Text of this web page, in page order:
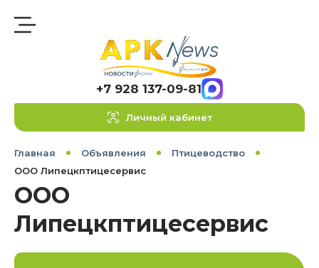
+7 928 137-09-81
Личный кабинет
Главная Объявления
Птицеводство
ООО Липецкптицесервис
ООО
Липецкптицесервис